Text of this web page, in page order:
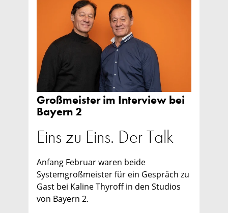
Großmeister im Interview bei
Bayern 2
Eins zu Eins. Der Talk
Anfang Februar waren beide
Systemgroßmeister für ein Gespräch zu
Gast bei Kaline Thyroff in den Studios
von Bayern 2.